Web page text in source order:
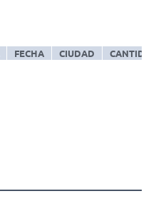
FECHA CIUDAD